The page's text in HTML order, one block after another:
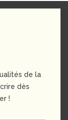
de la
dès
!